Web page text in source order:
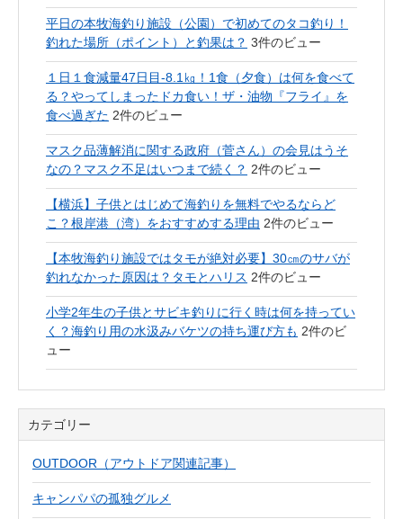
平日の本牧海釣り施設（公園）で初めてのタコ釣り！
釣れた場所（ポイント）と釣果は？ 3件のビュー
１日１食減量47日目-8.1㎏！1食（夕食）は何を食べて
る？やってしまったドカ食い！ザ・油物『フライ』を
食べ過ぎた 2件のビュー
マスク品薄解消に関する政府（菅さん）の会見はうそ
なの？マスク不足はいつまで続く？ 2件のビュー
【横浜】子供とはじめて海釣りを無料でやるならど
こ？根岸港（湾）をおすすめする理由 2件のビュー
【本牧海釣り施設ではタモが絶対必要】30㎝のサバが
釣れなかった原因は？タモとハリス 2件のビュー
小学2年生の子供とサビキ釣りに行く時は何を持ってい
く？海釣り用の水汲みバケツの持ち運び方も 2件のビ
ュー
カテゴリー
OUTDOOR（アウトドア関連記事）
キャンパパの孤独グルメ